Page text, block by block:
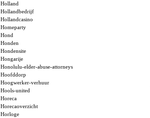
Holland
Hollandbedrijf
Hollandcasino
Homeparty
Hond
Honden
Hondensite
Hongarije
Honolulu-elder-abuse-attorneys
Hoofddorp
Hoogwerker-verhuur
Hools-united
Horeca
Horecaoverzicht
Horloge